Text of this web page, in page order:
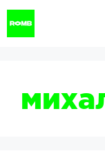
Перейти